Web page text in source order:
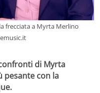
frecciata a Myrta Merlino
di Myrta
pesante con la